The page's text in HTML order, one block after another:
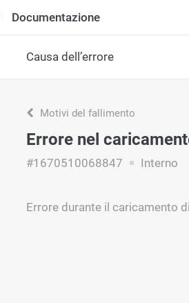
Documentazione
Causa dell’errore
Motivi del fallimento
Errore nel
#1670510068847 Interno
Errore durante il caricamento